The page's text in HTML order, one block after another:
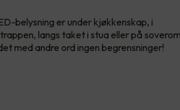
belysning er under kjøkkenskap, i
langs taket i stua eller på
med andre ord ingen begrensninger!